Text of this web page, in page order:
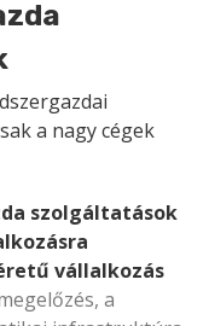
a nagy cégek
szolgáltatások
vállalkozás
a